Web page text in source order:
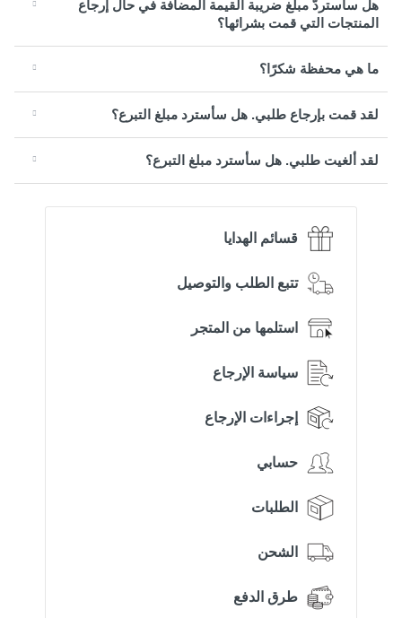
هل سأستردّ مبلغ ضريبة القيمة المضافة في حال إرجاع
المنتجات التي قمت بشرائها؟
ما هي محفظة شكرًا؟
لقد قمت بإرجاع طلبي. هل سأسترد مبلغ التبرع؟
لقد ألغيت طلبي. هل سأسترد مبلغ التبرع؟
قسائم الهدايا
تتبع الطلب والتوصيل
استلمها من المتجر
سياسة الإرجاع
إجراءات الإرجاع
حسابي
الطلبات
الشحن
طرق الدفع